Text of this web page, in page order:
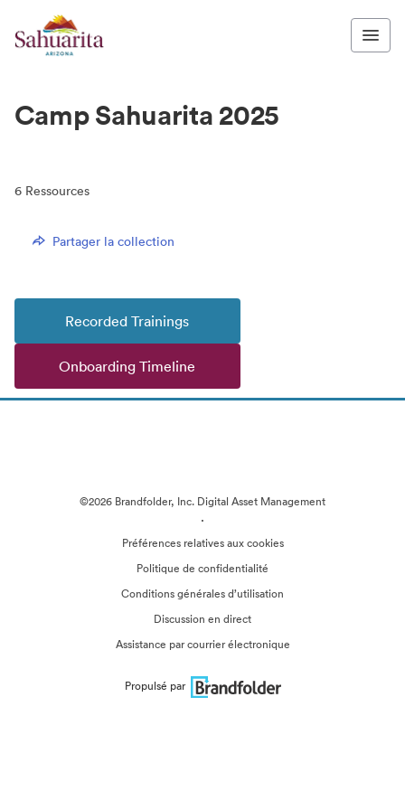
Camp Sahuarita 2025
6 Ressources
Partager la collection
Recorded Trainings
Onboarding Timeline
©2026 Brandfolder, Inc. Digital Asset Management
·
Préférences relatives aux cookies
Politique de confidentialité
Conditions générales d’utilisation
Discussion en direct
Assistance par courrier électronique
Propulsé par